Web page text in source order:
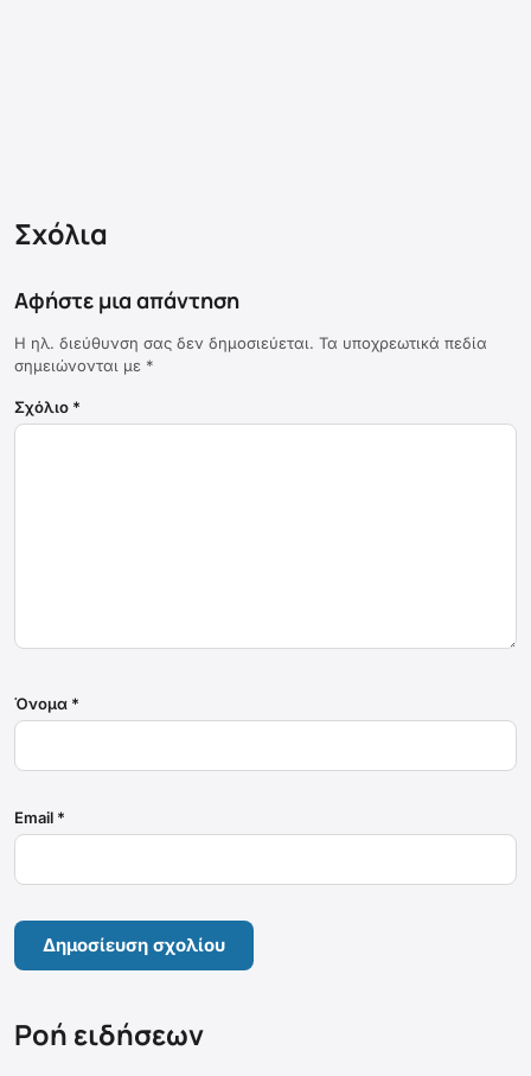
Σχόλια
Αφήστε μια απάντηση
Η ηλ. διεύθυνση σας δεν δημοσιεύεται. Τα υποχρεωτικά πεδία
σημειώνονται με *
Σχόλιο *
Όνομα *
Email *
Ροή ειδήσεων